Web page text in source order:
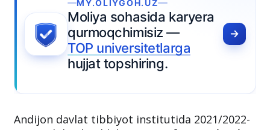
karyera
—